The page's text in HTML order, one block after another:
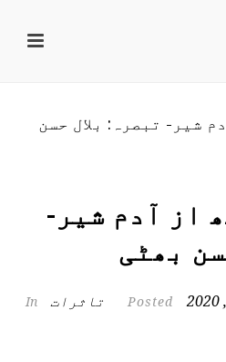
از آدم شیر-
بھٹی
تاثرات